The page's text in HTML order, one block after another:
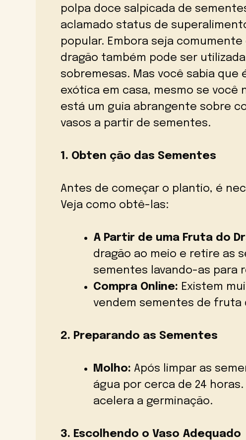
polpa doce salpicada de
aclamado status de
popular. Embora seja
dragão também pode ser
sobremesas. Mas você sabia
exótica em casa, mesmo se você
está um guia abrangente sobre
vasos a partir de sementes.
1. Obten ção das Sementes
Antes de começar o plantio, é
Veja como obtê-las:
A Partir de uma Fruta do
dragão ao meio e retire as
sementes lavando-as para
Compra Online: Existem
vendem sementes de fruta
2. Preparando as Sementes
Molho: Após limpar as
água por cerca de 24
acelera a germinação.
3. Escolhendo o Vaso Adequado